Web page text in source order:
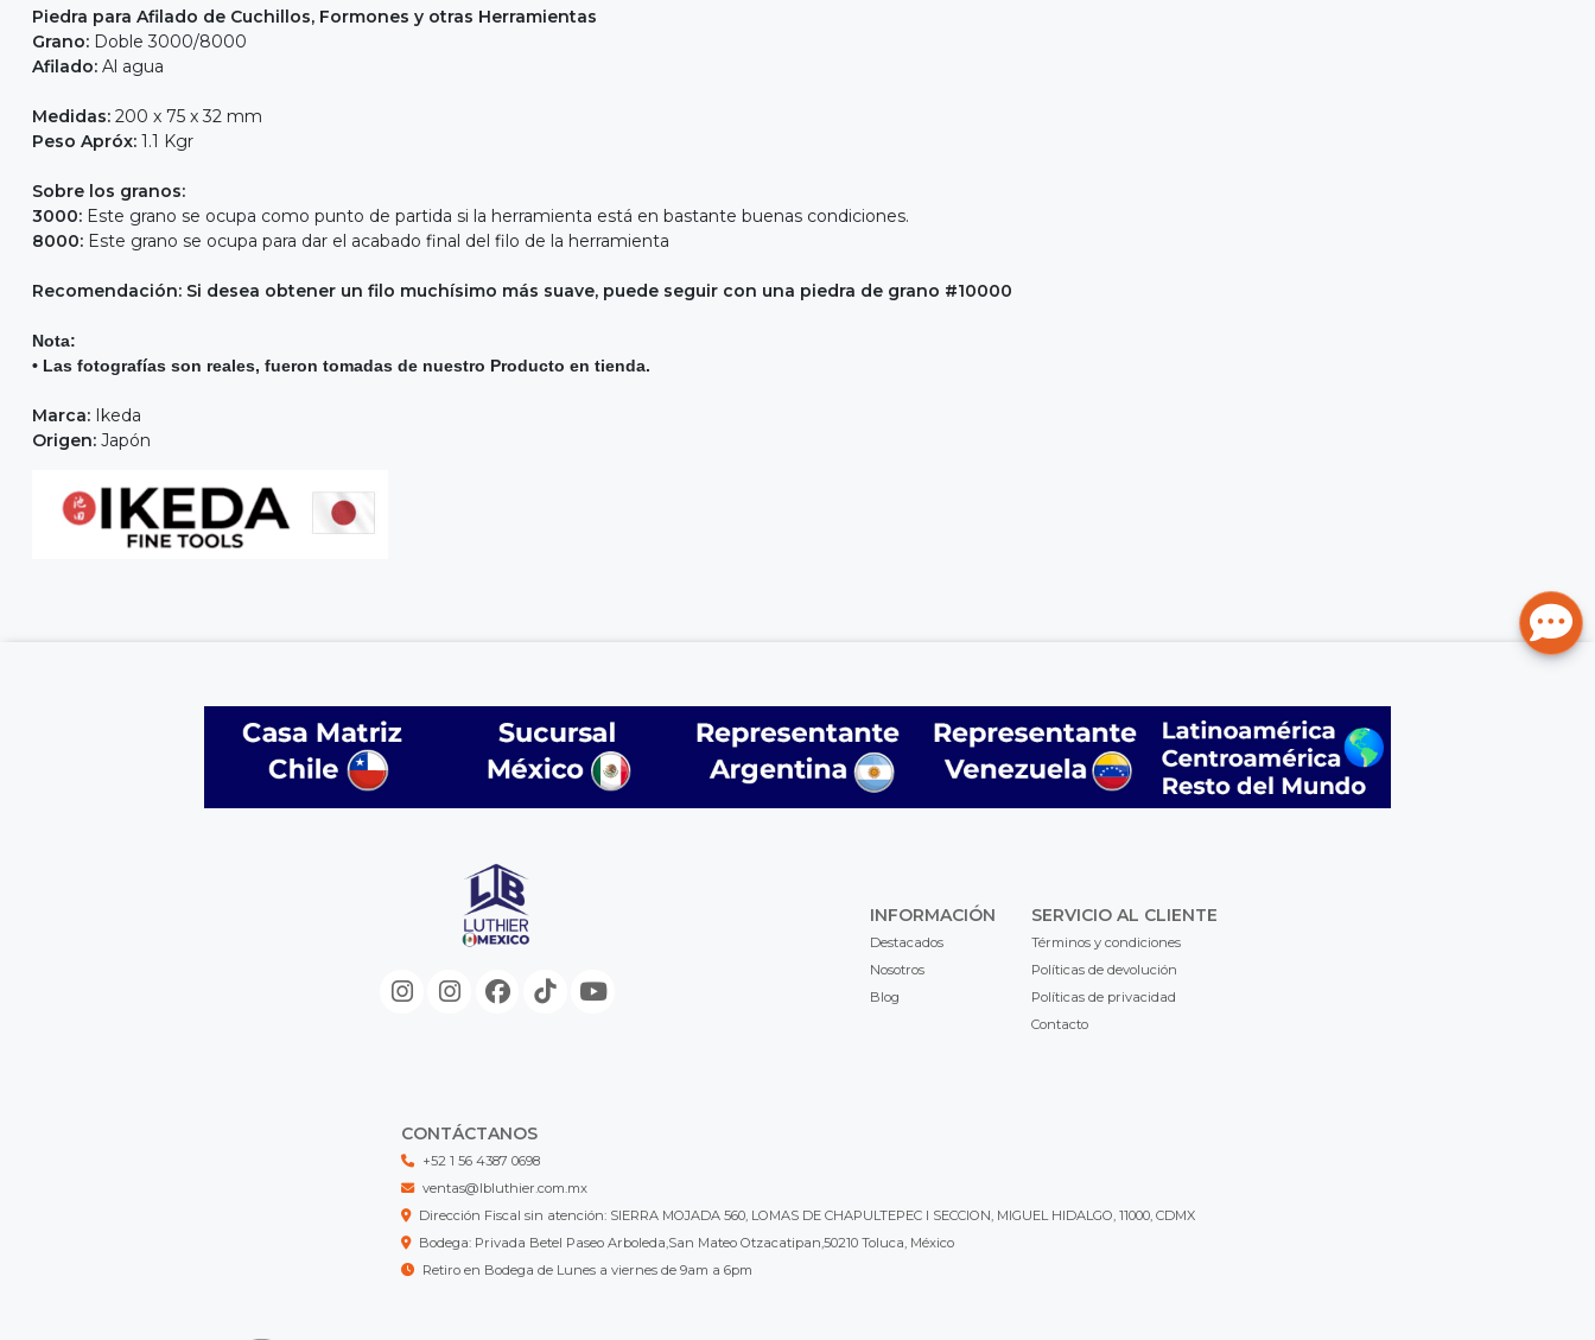
Piedra para Afilado de Cuchillos, Formones y otras Herramientas
Grano: Doble 3000/8000
Afilado: Al agua
Medidas: 200 x 75 x 32 mm
Peso Apróx: 1.1 Kgr
Sobre los granos:
3000: Este grano se ocupa como punto de partida si la herramienta está en bastante buenas condiciones.
8000: Este grano se ocupa para dar el acabado final del filo de la herramienta
Recomendación: Si desea obtener un filo muchísimo más suave, puede seguir con una piedra de grano #10000
Nota:
• Las fotografías son reales, fueron tomadas de nuestro Producto en tienda.
Marca: Ikeda
Origen: Japón
INFORMACIÓN
Destacados
Nosotros
Blog
SERVICIO AL CLIENTE
Términos y condiciones
Políticas de devolución
Políticas de privacidad
Contacto
CONTÁCTANOS
+52 1 56 4387 0698
ventas@lbluthier.com.mx
Dirección Fiscal sin atención: SIERRA MOJADA 560, LOMAS DE CHAPULTEPEC I SECCION, MIGUEL HIDALGO, 11000, CDMX
Bodega: Privada Betel Paseo Arboleda,San Mateo Otzacatipan,50210 Toluca, México
Retiro en Bodega de Lunes a viernes de 9am a 6pm